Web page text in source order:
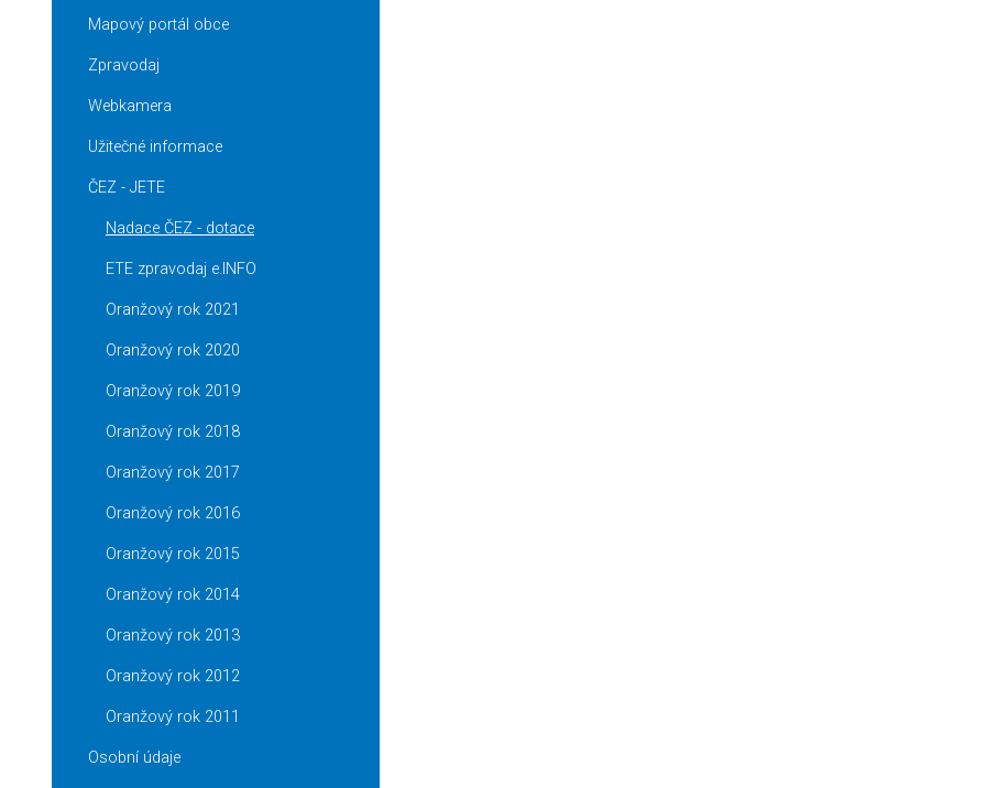
Mapový portál obce
Zpravodaj
Webkamera
Užitečné informace
ČEZ - JETE
Nadace ČEZ - dotace
ETE zpravodaj e.INFO
Oranžový rok 2021
Oranžový rok 2020
Oranžový rok 2019
Oranžový rok 2018
Oranžový rok 2017
Oranžový rok 2016
Oranžový rok 2015
Oranžový rok 2014
Oranžový rok 2013
Oranžový rok 2012
Oranžový rok 2011
Osobní údaje